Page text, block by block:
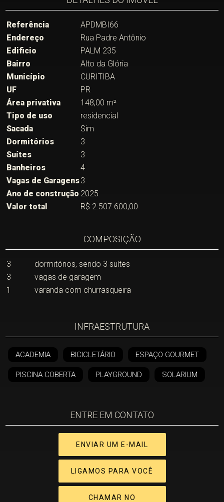
Referência
APDMBI66
Endereço
Rua Padre Antônio
Edificio
PALM 235
Bairro
Alto da Glória
Município
CURITIBA
UF
PR
Área privativa
148,00 m²
Tipo de uso
residencial
Sacada
Sim
Dormitórios
3
Suítes
3
Banheiros
4
Vagas de Garagens3
Ano de construção 2025
Valor total
R$ 2.507.600,00
COMPOSIÇÃO
3
dormitórios, sendo 3 suítes
3
vagas de garagem
1
varanda com churrasqueira
INFRAESTRUTURA
ACADEMIA BICICLETÁRIO ESPAÇO GOURMET
PISCINA COBERTA PLAYGROUND SOLARIUM
ENTRE EM CONTATO
ENVIAR UM E-MAIL
LIGAMOS PARA VOCÊ
CHAMAR NO